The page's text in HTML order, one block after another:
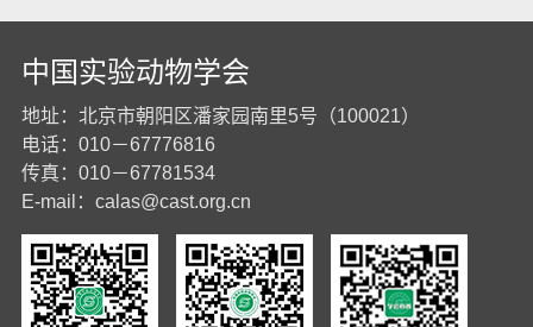
中国实验动物学会
地址：北京市朝阳区潘家园南里5号（100021）
电话：010－67776816
传真：010－67781534
E-mail： calas@cast.org.cn